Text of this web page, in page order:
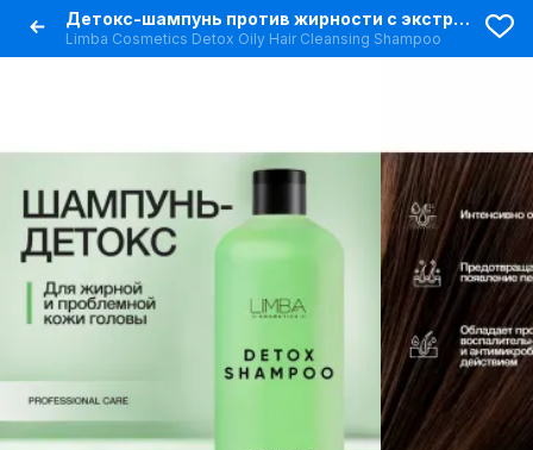
Детокс-шампунь против жирности с экстрактами и церамидом
Limba Cosmetics Detox Oily Hair Cleansing Shampoo